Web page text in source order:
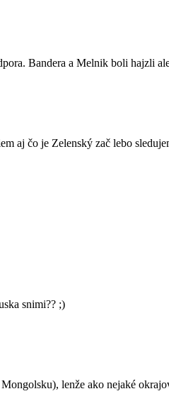
Bandera a Melnik boli hajzli
aj čo je Zelenský zač lebo
snimi?? ;)
lenže ako nejaké